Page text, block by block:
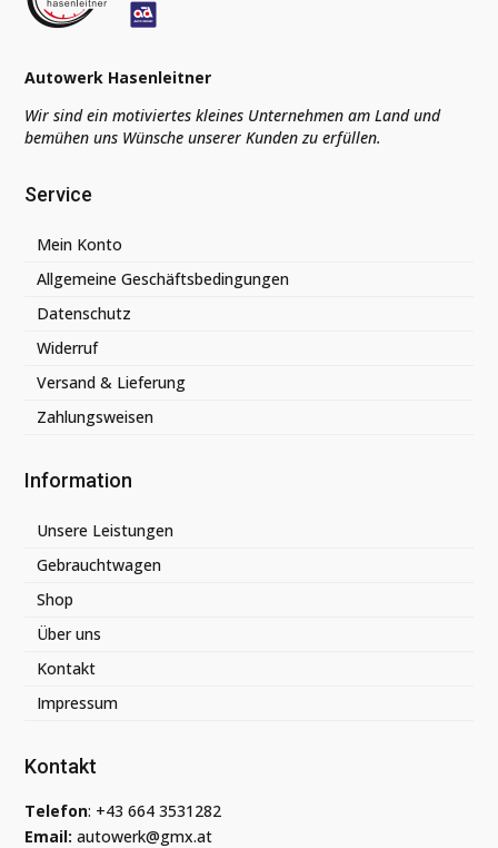
Autowerk Hasenleitner
Wir sind ein motiviertes kleines Unternehmen am Land und
bemühen uns Wünsche unserer Kunden zu erfüllen.
Service
Mein Konto
Allgemeine Geschäftsbedingungen
Datenschutz
Widerruf
Versand & Lieferung
Zahlungsweisen
Information
Unsere Leistungen
Gebrauchtwagen
Shop
Über uns
Kontakt
Impressum
Kontakt
Telefon: +43 664 3531282
Email: autowerk@gmx.at